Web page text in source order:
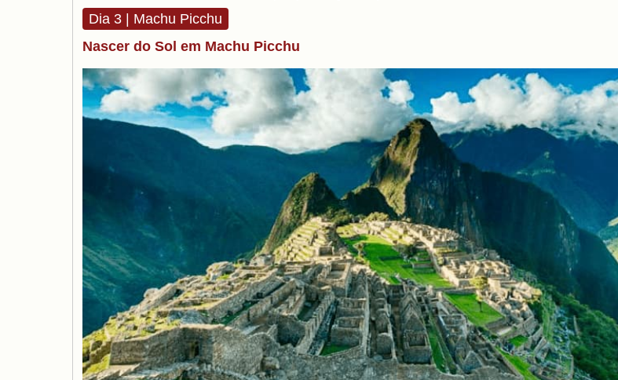
Dia 3 | Machu Picchu
Nascer do Sol em Machu Picchu